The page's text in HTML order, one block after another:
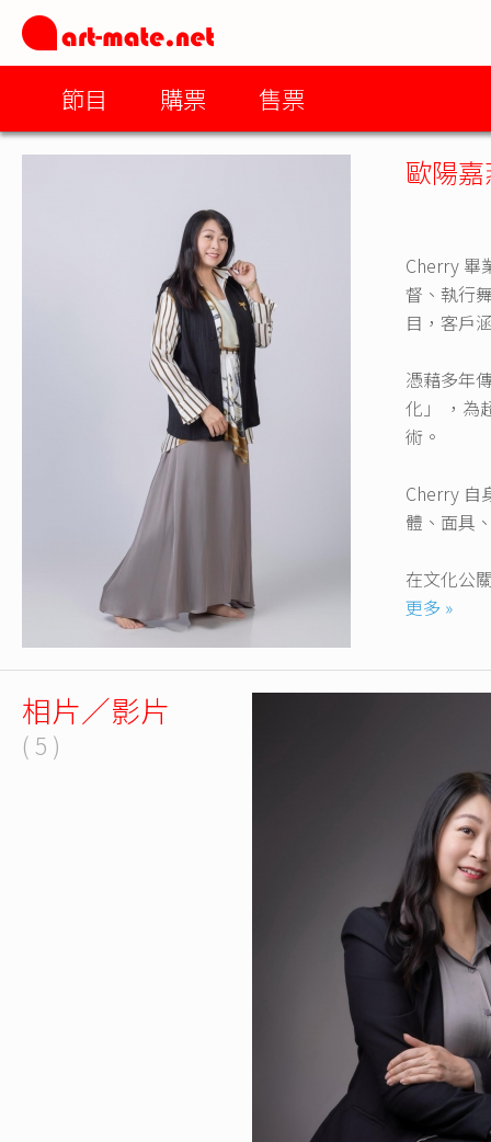
節目 購票 售票
歐陽
Cherry 畢
督、執行
目，客戶
憑藉多年
化」 ，為
術。
Cherry 自
體、面具
在文化公
術節45週
Cherry 現
更多 »
相片／影片
( 5 )